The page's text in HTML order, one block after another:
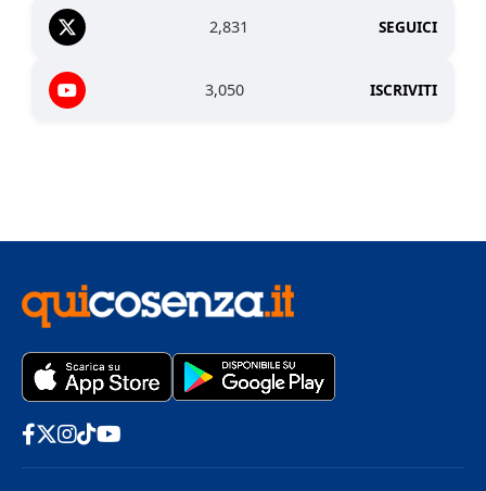
2,831 SEGUICI
3,050 ISCRIVITI